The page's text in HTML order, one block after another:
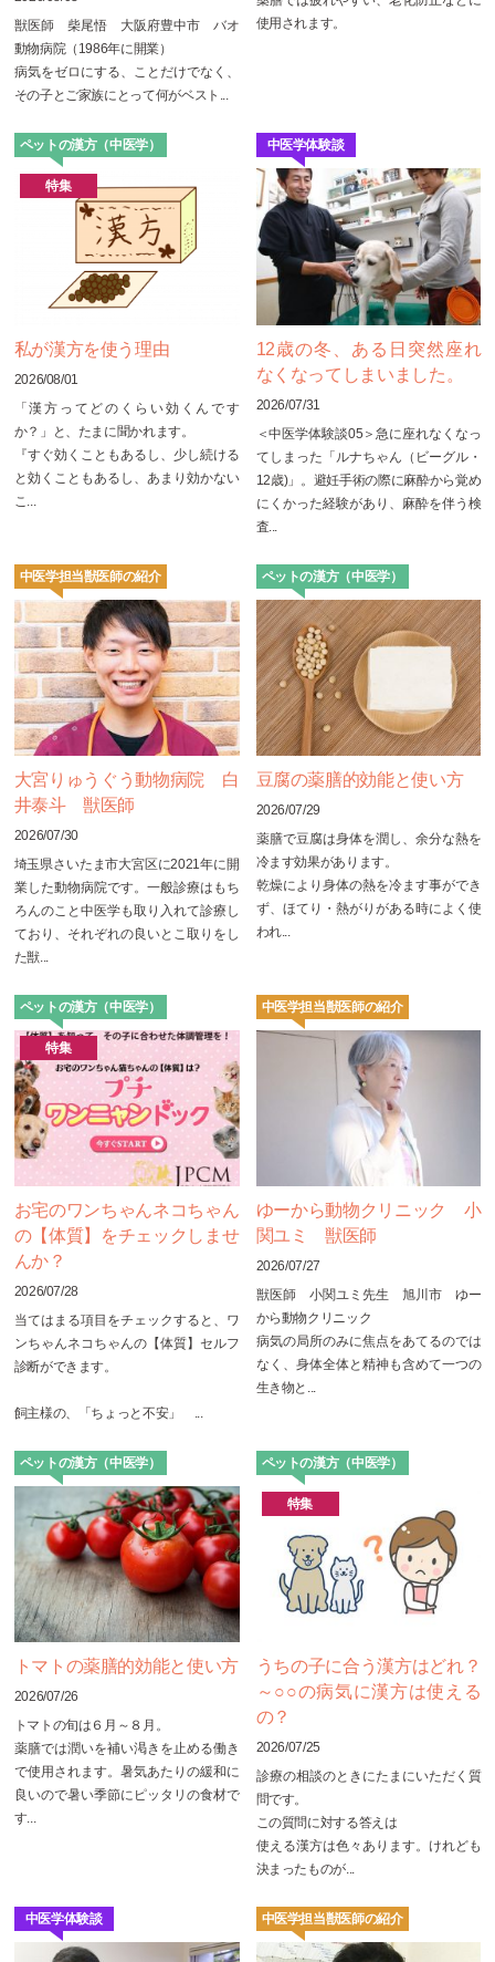
獣医師 柴尾悟 大阪府豊中市 バオ
動物病院（1986年に開業）
病気をゼロにする、ことだけでなく、
その子とご家族にとって何がベスト...
使用されます。
ペットの漢方（中医学）
特集
私が漢方を使う理由
2026/08/01
「漢方ってどのくらい効くんです
か？」と、たまに聞かれます。
『すぐ効くこともあるし、少し続ける
と効くこともあるし、あまり効かない
こ...
中医学体験談
12歳の冬、ある日突然座れ
なくなってしまいました。
2026/07/31
＜中医学体験談05＞急に座れなくなっ
てしまった「ルナちゃん（ビーグル・
12歳)」。避妊手術の際に麻酔から覚め
にくかった経験があり、麻酔を伴う検
査...
中医学担当獣医師の紹介
大宮りゅうぐう動物病院 白
井泰斗 獣医師
2026/07/30
埼玉県さいたま市大宮区に2021年に開
業した動物病院です。一般診療はもち
ろんのこと中医学も取り入れて診療し
ており、それぞれの良いとこ取りをし
た獣...
ペットの漢方（中医学）
豆腐の薬膳的効能と使い方
2026/07/29
薬膳で豆腐は身体を潤し、余分な熱を
冷ます効果があります。
乾燥により身体の熱を冷ます事ができ
ず、ほてり・熱がりがある時によく使
われ...
ペットの漢方（中医学）
特集
お宅のワンちゃんネコちゃん
の【体質】をチェックしませ
んか？
2026/07/28
当てはまる項目をチェックすると、ワ
ンちゃんネコちゃんの【体質】セルフ
診断ができます。
飼主様の、「ちょっと不安」 ...
中医学担当獣医師の紹介
ゆーから動物クリニック 小
関ユミ 獣医師
2026/07/27
獣医師 小関ユミ先生 旭川市 ゆー
から動物クリニック
病気の局所のみに焦点をあてるのでは
なく、身体全体と精神も含めて一つの
生き物と...
ペットの漢方（中医学）
トマトの薬膳的効能と使い方
2026/07/26
トマトの旬は６月～８月。
薬膳では潤いを補い渇きを止める働き
で使用されます。暑気あたりの緩和に
良いので暑い季節にピッタリの食材で
す...
ペットの漢方（中医学）
特集
うちの子に合う漢方はどれ？
～○○の病気に漢方は使える
の？
2026/07/25
診療の相談のときにたまにいただく質
問です。
この質問に対する答えは
使える漢方は色々あります。けれども
決まったものが...
中医学体験談 中医学担当獣医師の紹介